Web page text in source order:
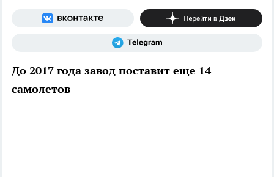
До 2017 года завод поставит еще 14
самолетов